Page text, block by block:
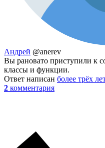
Андрей @anerev
Вы рановато приступили к
классы и функции.
Ответ написан более трёх
2 комментария